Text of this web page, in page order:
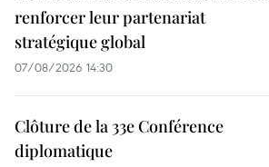
renforcer leur partenariat
stratégique global
07/08/2026 14:30
Clôture de la 33e Conférence
diplomatique